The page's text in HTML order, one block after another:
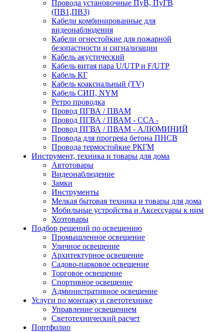
Провода установочные ПуВ, ПуГВ
(ПВ1,ПВ3)
Кабели комбинированные для
видеонаблюдения
Кабели огнестойкие для пожарной
безопастности и сигнализации
Кабель акустический
Кабель витая пара U/UTP и F/UTP
Кабель КГ
Кабель коаксиальный (TV)
Кабель СИП, NYM
Ретро проводка
Провод ПГВА / ПВАМ
Провод ПГВА / ПВАМ - CCA -
Провод ПГВА / ПВАМ - АЛЮМИНИЙ
Провода для прогрева бетона ПНСВ
Провода термостойкие РКГМ
Инструмент, техника и товары для дома
Автотовары
Видеонаблюдение
Замки
Инструменты
Мелкая бытовая техника и товары для дома
Мобильные устройства и Аксессуары к ним
Хозтовары
Подбор решений по освещению
Промышленное освещение
Уличное освещение
Архитектурное освещение
Садово-парковое освещение
Торговое освещение
Спортивное освещение
Административное освещение
Услуги по монтажу и светотехнике
Управление освещением
Светотехнический расчет
Портфолио